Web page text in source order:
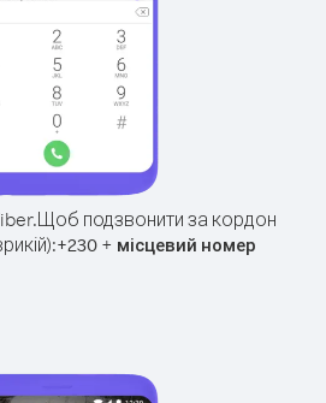
Щоб подзвонити за кордон
+230+ місцевий номер